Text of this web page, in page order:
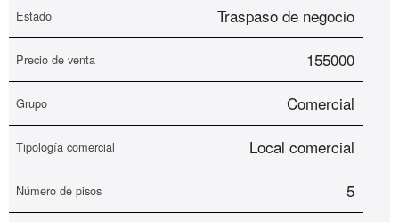
Estado Traspaso de negocio
Precio de venta 155000
Grupo Comercial
Tipología comercial Local comercial
Número de pisos 5